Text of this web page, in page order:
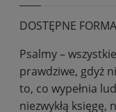
DOSTĘPNE
Psalmy –
prawdziwe, gdyż
to, co wypełnia
niezwykłą